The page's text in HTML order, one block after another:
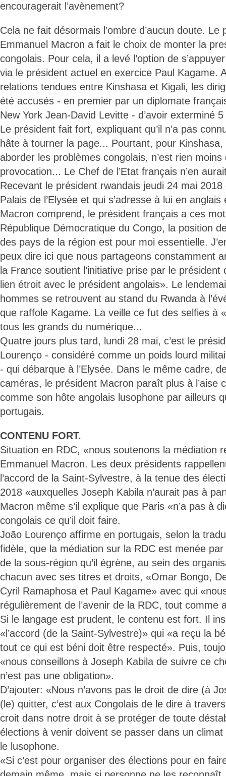
encouragerait l’avènement?
Cela ne fait désormais l’ombre d’aucun doute. Le
Emmanuel Macron a fait le choix de monter la
congolais. Pour cela, il a levé l’option de
via le président actuel en exercice Paul Kagame.
relations tendues entre Kinshasa et Kigali, les
été accusés - en premier par un diplomate
New York Jean-David Levitte - d’avoir exterminé
Le président fait fort, expliquant qu’il n’a pas
hâte à tourner la page... Pourtant, pour
aborder les problèmes congolais, n’est rien moins
provocation... Le Chef de l’Etat français n’en
Recevant le président rwandais jeudi 24 mai
Palais de l’Elysée et qui s’adresse à lui en
Macron comprend, le président français a ces
République Démocratique du Congo, la position
des pays de la région est pour moi essentielle.
peux dire ici que nous partageons constamment
la France soutient l’initiative prise par le président
lien étroit avec le président angolais». Le
hommes se retrouvent au stand du Rwanda à
que raffole Kagame. La veille ce fut des selfies à
tous les grands du numérique...
Quatre jours plus tard, lundi 28 mai, c’est le
Lourenço - considéré comme un poids lourd
- qui débarque à l’Elysée. Dans le même cadre,
caméras, le président Macron paraît plus à l’aise
comme son hôte angolais lusophone par ailleurs
portugais.
CONTENU FORT.
Situation en RDC, «nous soutenons la médiation
Emmanuel Macron. Les deux présidents
l’accord de la Saint-Sylvestre, à la tenue des
2018 «auxquelles Joseph Kabila n’aurait pas à
Macron même s’il explique que Paris «n’a pas à
congolais ce qu’il doit faire.
João Lourenço affirme en portugais, selon la
fidèle, que la médiation sur la RDC est menée
de la sous-région qu’il égrène, au sein des
chacun avec ses titres et droits, «Omar Bongo,
Cyril Ramaphosa et Paul Kagame» avec qui
régulièrement de l’avenir de la RDC, tout comme
Si le langage est prudent, le contenu est fort. Il
«l’accord (de la Saint-Sylvestre)» qui «a reçu la
tout ce qui est béni doit être respecté». Puis,
«nous conseillons à Joseph Kabila de suivre ce
n’est pas une obligation».
D’ajouter: «Nous n’avons pas le droit de dire (à
(le) quitter, c’est aux Congolais de le dire à
croit dans notre droit à se protéger de toute
élections à venir doivent se passer dans un
le lusophone.
«Si c’est pour organiser des élections pour en